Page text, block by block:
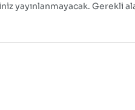
yayınlanmayacak. Gerekli